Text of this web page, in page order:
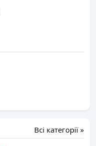
Всі категорії »